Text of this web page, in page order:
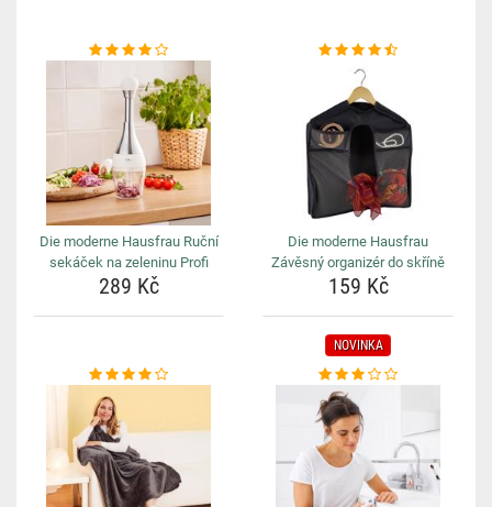
Die moderne Hausfrau Ruční
sekáček na zeleninu Profi
289 Kč
Die moderne Hausfrau
Závěsný organizér do skříně
159 Kč
NOVINKA